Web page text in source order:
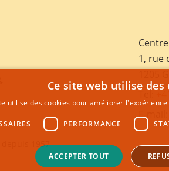
depuis 1957
1, rue
E-mail:
Ce site web utilise des
utilise des cookies pour améliorer
PERFORMANCE
ACCEPTER TOUT